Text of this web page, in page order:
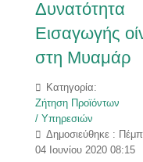
Δυνατότητα
Εισαγωγής
στη Μυαμάρ
Κατηγορία:
Ζήτηση Προϊόντων
/ Υπηρεσιών
Δημοσιεύθηκε :
04 Ιουνίου 2020 08:15